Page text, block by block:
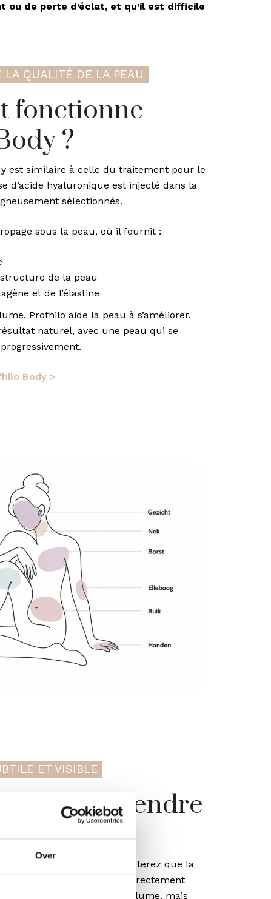
Over
ou de perte d’éclat, et qu’il est difficile
LA QUALITÉ DE LA PEAU
fonctionne
?
est similaire à celle du traitement pour le
d’acide hyaluronique est injecté dans la
sélectionnés.
sous la peau, où il fournit :
de la peau
et de l’élastine
Profhilo aide la peau à s’améliorer.
naturel, avec une peau qui se
Body >
ET VISIBLE
vous attendre
Body ?
Profhilo Body, vous constaterez que la
L’effet n’est pas directement
d’augmentation du volume, mais